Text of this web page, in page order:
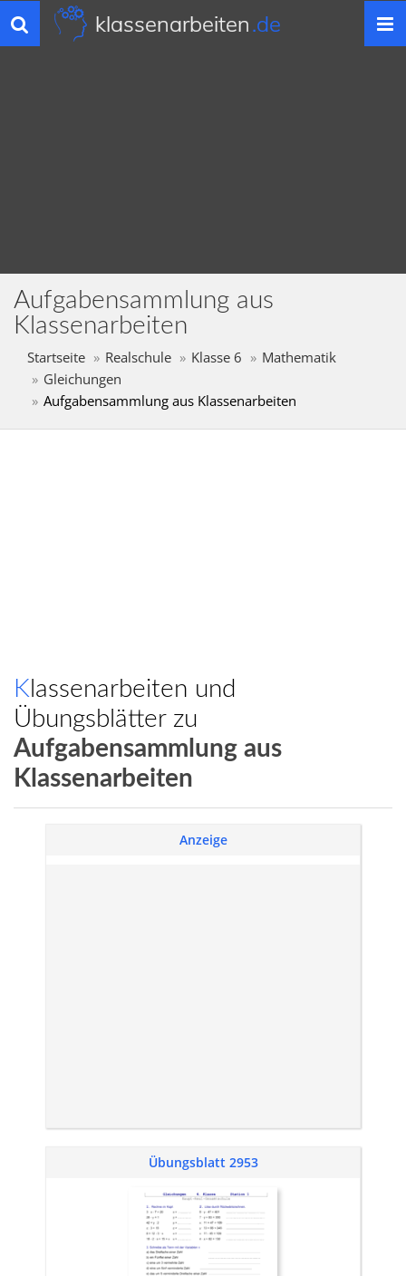
Toggle
navigation
klassenarbeiten.de
Aufgabensammlung aus
Klassenarbeiten
Startseite Realschule Klasse 6
Mathematik
Gleichungen
Aufgabensammlung aus Klassenarbeiten
Klassenarbeiten und
Übungsblätter zu
Aufgabensammlung aus
Klassenarbeiten
Anzeige
Übungsblatt 2953